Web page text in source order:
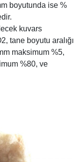
boyutunda ise %
kuvars
tane boyutu aralığı
maksimum %5,
%80, ve